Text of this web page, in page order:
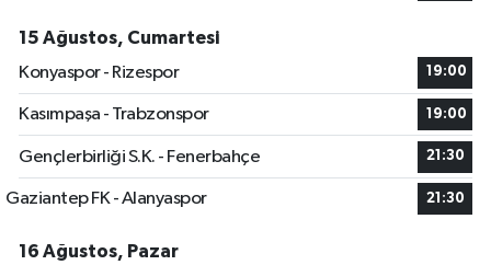
15 Ağustos, Cumartesi
Konyaspor - Rizespor
19:00
Kasımpaşa - Trabzonspor 19:00
Gençlerbirliği S.K. - Fenerbahçe 21:30
Gaziantep FK - Alanyaspor 21:30
16 Ağustos, Pazar